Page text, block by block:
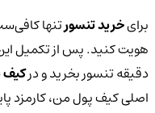
برایخرید تنسورتنها
هویت کنید. پس از تکمیل این
دقیقه تنسور بخرید و درکیف
اصلی کیف پول من، کارمزد